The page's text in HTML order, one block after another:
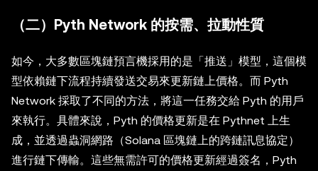
（二）Pyth Network 的按需、拉動性質
如今，大多數區塊鏈預言機採用的是「推送」模型，這個模
型依賴鏈下流程持續發送交易來更新鏈上價格。而 Pyth
Network 採取了不同的方法，將這一任務交給 Pyth 的用戶
來執行。具體來說，Pyth 的價格更新是在 Pythnet 上生
成，並透過蟲洞網路（Solana 區塊鏈上的跨鏈訊息協定）
進行鏈下傳輸。這些無需許可的價格更新經過簽名，Pyth